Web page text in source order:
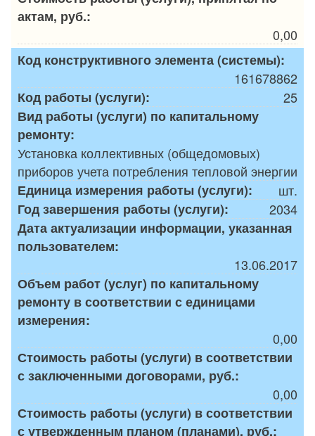
актам, руб.:
0,00
Код конструктивного элемента (системы):
161678862
Код работы (услуги):
25
Вид работы (услуги) по капитальному
ремонту:
Установка коллективных (общедомовых)
приборов учета потребления тепловой энергии
Единица измерения работы (услуги):
шт.
Год завершения работы (услуги):
2034
Дата актуализации информации, указанная
пользователем:
13.06.2017
Объем работ (услуг) по капитальному
ремонту в соответствии с единицами
измерения:
0,00
Стоимость работы (услуги) в соответствии
с заключенными договорами, руб.:
0,00
Стоимость работы (услуги) в соответствии
с утвержденным планом (планами), руб.: